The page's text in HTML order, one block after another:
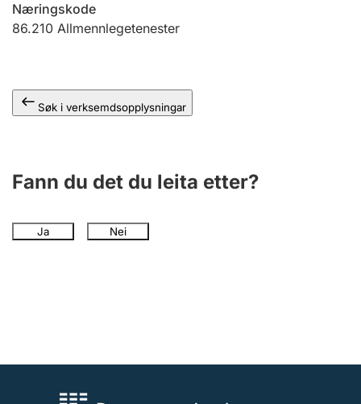
Andre tema
Næringskode
86.210 Allmennlegetenester
Søk i verksemdsopplysningar
Fann du det du leita etter?
Ja Nei